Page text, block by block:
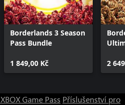
Borderlands 3 Season
Pass Bundle
1 849,00 Kč 2
XBOX Game Pass Příslušenství pro